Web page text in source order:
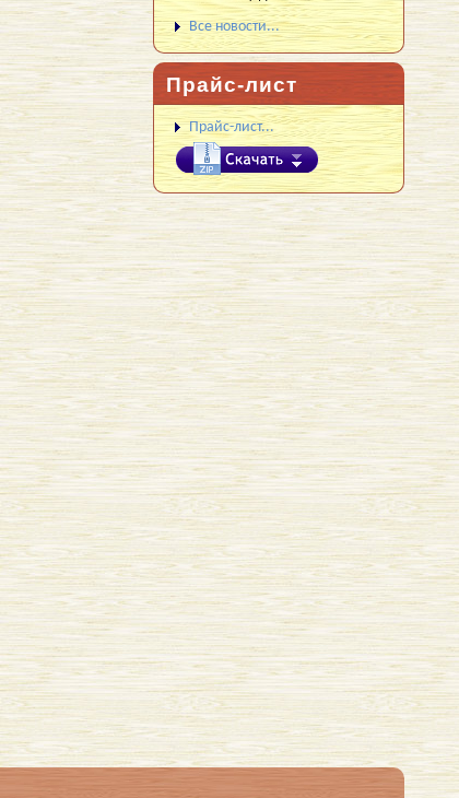
Все новости...
Прайс-лист
Прайс-лист...